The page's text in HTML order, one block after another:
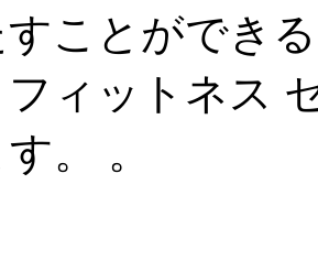
すことができ
フィットネス
。 。